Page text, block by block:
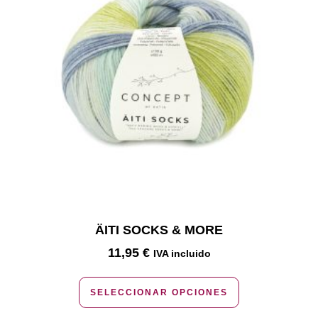
ÄITI SOCKS & MORE
11,95 € IVA incluido
SELECCIONAR OPCIONES